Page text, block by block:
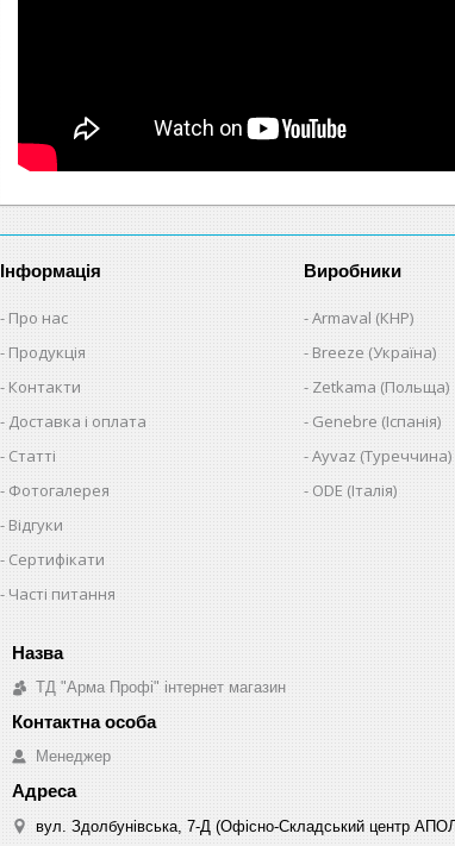
Інформація
Про нас
Продукція
Контакти
Доставка і оплата
Статті
Фотогалерея
Відгуки
Сертифікати
Часті питання
Виробники
Armaval (КНР)
Breeze (Україна)
Zetkama (Польща)
Genebre (Іспанія)
Ayvaz (Туреччина)
ODE (Італія)
ТД "Арма Профі" інтернет магазин
Менеджер
вул. Здолбунівська, 7-Д (Офісно-Складський центр